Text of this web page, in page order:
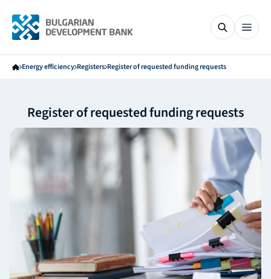
Energy efficiency Registers Register of requested funding requests
Register of requested funding requests